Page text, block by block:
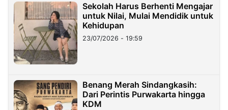
Sekolah Harus Berhenti Mengajar
untuk Nilai, Mulai Mendidik untuk
Kehidupan
23/07/2026 - 19:59
Benang Merah Sindangkasih:
Dari Perintis Purwakarta hingga
KDM